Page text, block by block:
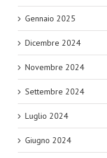
Gennaio 2025
Dicembre 2024
Novembre 2024
Settembre 2024
Luglio 2024
Giugno 2024